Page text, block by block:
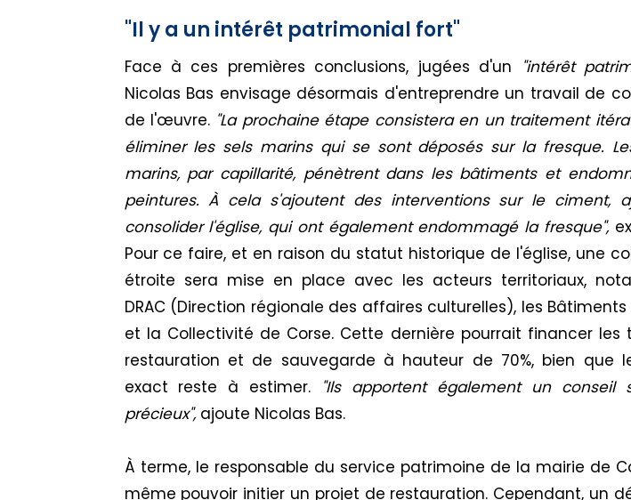
"Il y a un intérêt patrimonial fort"
Face à ces premières conclusions, jugées d'un "intérêt
Nicolas Bas envisage désormais d'entreprendre un travail de
de l'œuvre."La prochaine étape consistera en un traitement
éliminer les sels marins qui se sont déposés sur la fresque.
marins, par capillarité, pénètrent dans les bâtiments et
peintures. À cela s'ajoutent des interventions sur le ciment,
consolider l'église, qui ont également endommagé la fresque",
Pour ce faire, et en raison du statut historique de l'église, une
étroite sera mise en place avec les acteurs territoriaux,
DRAC (Direction régionale des affaires culturelles), les Bâtiments
et la Collectivité de Corse. Cette dernière pourrait financer les
restauration et de sauvegarde à hauteur de 70%, bien que
exact reste à estimer. "Ils apportent également un conseil
précieux", ajoute Nicolas Bas.
À terme, le responsable du service patrimoine de la mairie de
même pouvoir initier un projet de restauration. Cependant, un